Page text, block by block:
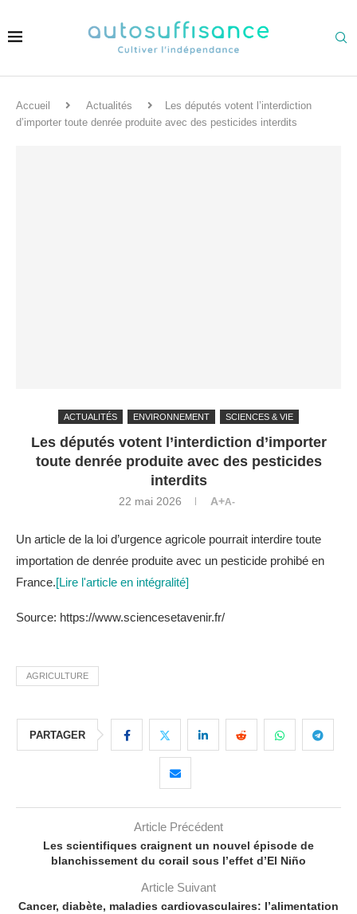
Accueil Actualités
Les députés votent l’interdiction
d’importer toute denrée produite avec des pesticides interdits
ACTUALITÉS ENVIRONNEMENT SCIENCES & VIE
Les députés votent l’interdiction d’importer
toute denrée produite avec des pesticides
interdits
22 mai 2026 A+A-
Un article de la loi d’urgence agricole pourrait interdire toute
importation de denrée produite avec un pesticide prohibé en
France.[Lire l'article en intégralité]
Source: https://www.sciencesetavenir.fr/
AGRICULTURE
PARTAGER
Article Précédent
Les scientifiques craignent un nouvel épisode de
blanchissement du corail sous l’effet d’El Niño
Article Suivant
Cancer, diabète, maladies cardiovasculaires: l’alimentation